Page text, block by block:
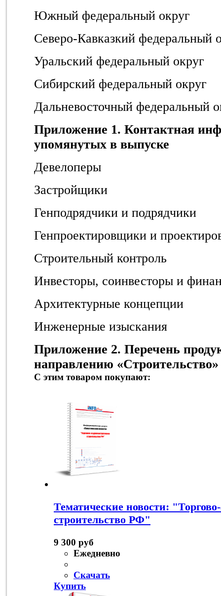
Южный федеральный округ
Северо-Кавказкий федеральный
Уральский федеральный округ
Сибирский федеральный округ
Дальневосточный федеральный
Приложение 1. Контактная
упомянутых в выпуске
Девелоперы
Застройщики
Генподрядчики и подрядчики
Генпроектировщики и
Строительный контроль
Инвесторы, соинвесторы и
Архитектурные концепции
Инженерные изыскания
Приложение 2. Перечень
направлению «Строительство»
С этим товаром покупают:
Тематические новости:
строительство РФ"
9 300 руб
Ежедневно
Скачать
Купить